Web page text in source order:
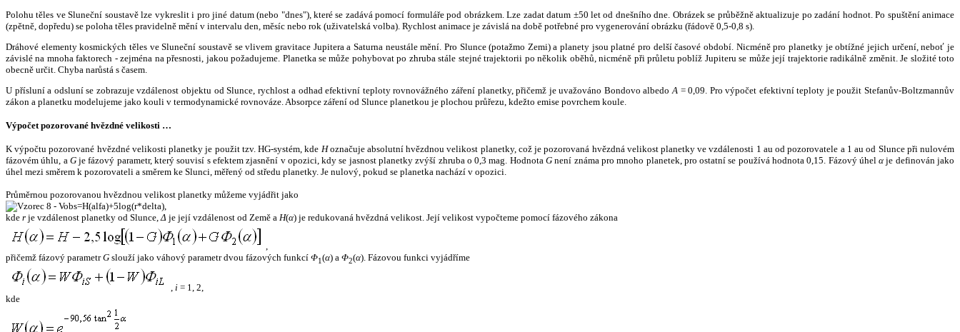
Polohu těles ve Sluneční soustavě lze vykreslit i pro jiné datum (nebo "dnes"), které se zadává pomocí formuláře pod obrázkem. Lze zadat datum ±50 let od dnešního dne. Obrázek se průběžně aktualizuje po zadání hodnot. Po spuštění animace
(zpětně, dopředu) se poloha těles pravidelně mění v intervalu den, měsíc nebo rok (uživatelská volba). Rychlost animace je závislá na době potřebné pro vygenerování obrázku (řádově 0,5-0,8 s).
Dráhové elementy kosmických těles ve Sluneční soustavě se vlivem gravitace Jupitera a Saturna neustále mění. Pro Slunce (potažmo Zemi) a planety jsou platné pro delší časové období. Nicméně pro planetky je obtížné jejich určení, neboť je
závislé na mnoha faktorech - zejména na přesnosti, jakou požadujeme. Planetka se může pohybovat po zhruba stále stejné trajektorii po několik oběhů, nicméně při průletu poblíž Jupiteru se může její trajektorie radikálně změnit. Je složité toto
obecně určit. Chyba narůstá s časem.
U přísluní a odsluní se zobrazuje vzdálenost objektu od Slunce, rychlost a odhad efektivní teploty rovnovážného záření planetky, přičemž je uvažováno Bondovo albedo A = 0,09. Pro výpočet efektivní teploty je použit Stefanův-Boltzmannův
zákon a planetku modelujeme jako kouli v termodynamické rovnováze. Absorpce záření od Slunce planetkou je plochou průřezu, kdežto emise povrchem koule.
Výpočet pozorované hvězdné velikosti …
K výpočtu pozorované hvězdné velikosti planetky je použit tzv. HG-systém, kde Hoznačuje absolutní hvězdnou velikost planetky, což je pozorovaná hvězdná velikost planetky ve vzdálenosti 1 au od pozorovatele a 1 au od Slunce při nulovém
fázovém úhlu, a Gje fázový parametr, který souvisí s efektem zjasnění v opozici, kdy se jasnost planetky zvýší zhruba o 0,3 mag. HodnotaG není známa pro mnoho planetek, pro ostatní se používá hodnota 0,15. Fázový úhelα je definován jako
úhel mezi směrem k pozorovateli a směrem ke Slunci, měřený od středu planetky. Je nulový, pokud se planetka nachází v opozici.
Průměrnou pozorovanou hvězdnou velikost planetky můžeme vyjádřit jako
,
kde r je vzdálenost planetky od Slunce,Δ je její vzdálenost od Země a H(α) je redukovaná hvězdná velikost. Její velikost vypočteme pomocí fázového zákona
,
přičemž fázový parametrG slouží jako váhový parametr dvou fázových funkcí Φ1(α) a Φ2(α). Fázovou funkci vyjádříme
, i = 1, 2,
kde